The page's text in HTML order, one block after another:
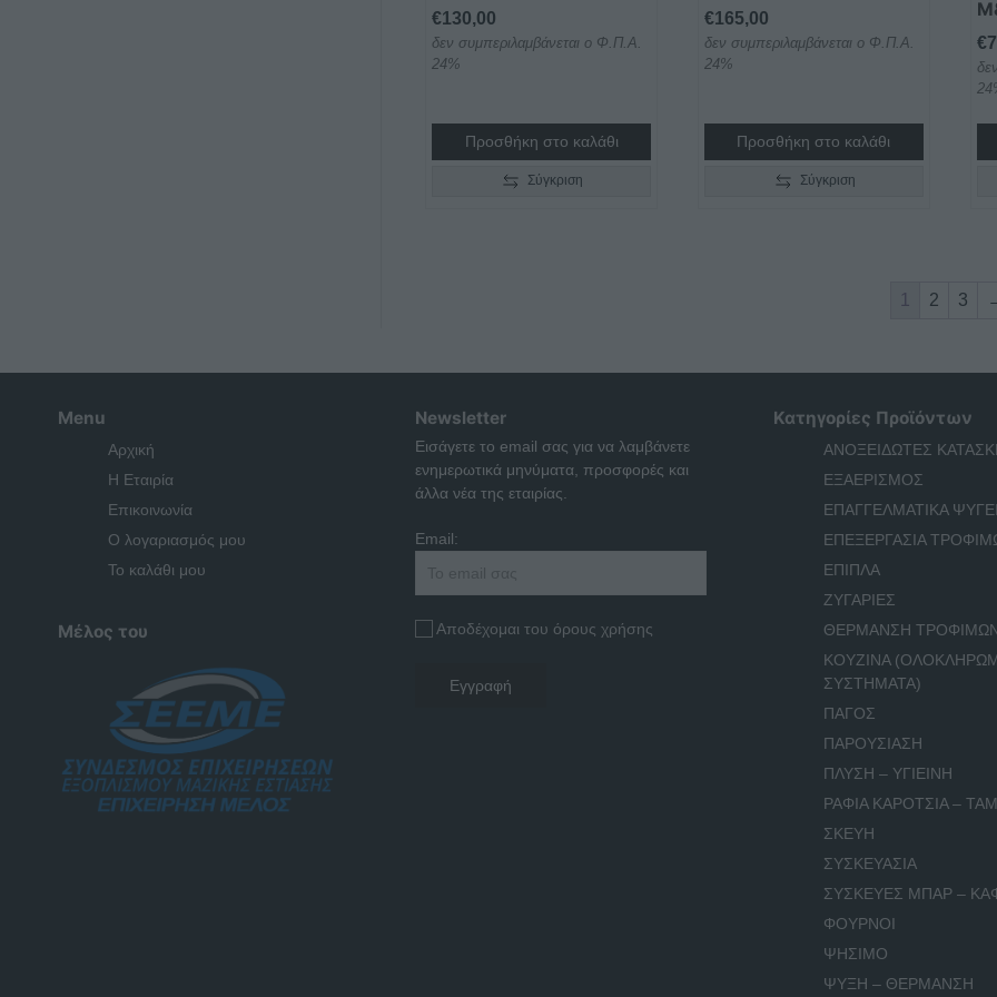
€130,00
δεν συμπεριλαμβάνεται ο Φ.Π.Α.
24%
Προσθήκη στο καλάθι
Σύγκριση
€165,00
δεν συμπεριλαμβάνεται ο Φ.Π.Α.
24%
Προσθήκη στο καλάθι
Σύγκριση
€
1 2 3
Menu
Αρχική
Η Εταιρία
Επικοινωνία
Ο λογαριασμός μου
Το καλάθι μου
Μέλος του
Newsletter
Εισάγετε το email σας για να λαμβάνετε
ενημερωτικά μηνύματα, προσφορές και
άλλα νέα της εταιρίας.
Email:
Αποδέχομαι του όρους χρήσης
Κατηγορίες Προϊόντων
ΑΝΟΞΕΙΔΩΤΕΣ
ΕΞΑΕΡΙΣΜΟΣ
ΕΠΑΓΓΕΛΜΑΤΙΚΑ
ΕΠΕΞΕΡΓΑΣΙΑ
ΕΠΙΠΛΑ
ΖΥΓΑΡΙΕΣ
ΘΕΡΜΑΝΣΗ
ΚΟΥΖΙΝΑ
ΣΥΣΤΗΜΑΤΑ)
ΠΑΓΟΣ
ΠΑΡΟΥΣΙΑΣΗ
ΠΛΥΣΗ – ΥΓΙΕΙΝΗ
ΡΑΦΙΑ ΚΑΡΟΤΣΙΑ –
ΣΚΕΥΗ
ΣΥΣΚΕΥΑΣΙΑ
ΣΥΣΚΕΥΕΣ ΜΠΑΡ –
ΦΟΥΡΝΟΙ
ΨΗΣΙΜΟ
ΨΥΞΗ – ΘΕΡΜΑΝΣΗ